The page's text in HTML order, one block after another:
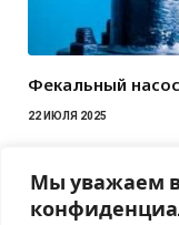
Мы уважаем
Фекальный насос
22 ИЮЛЯ 2025